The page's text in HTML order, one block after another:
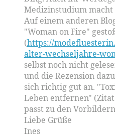
Medizinstudium macht
Auf einem anderen
"Woman on Fire"
(https://
alter-wechseljahre-
selbst noch nicht
und die Rezension
sich richtig gut an.
Leben entfernen"
passt zu den
Liebe Grüße
Ines